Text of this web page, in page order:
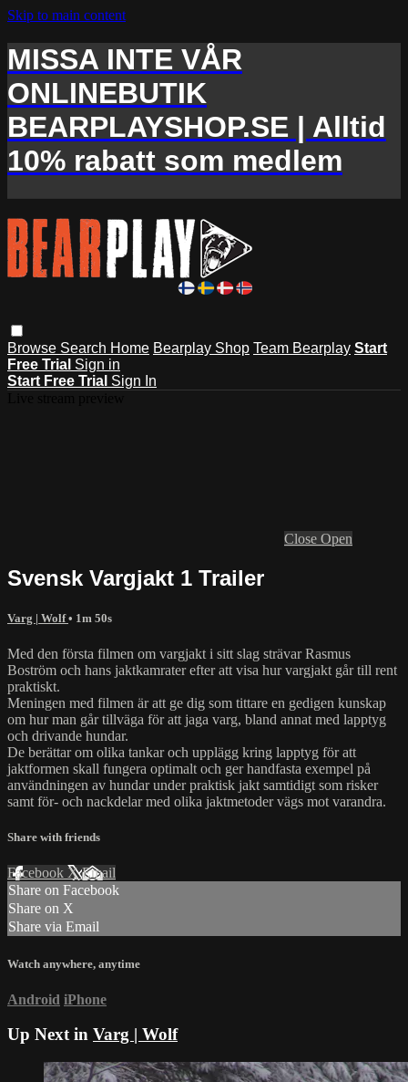
Skip to main content
MISSA INTE VÅR
ONLINEBUTIK
BEARPLAYSHOP.SE | Alltid
10% rabatt som medlem
Browse Search Home Bearplay Shop Team Bearplay Start
Free Trial Sign in
Start Free Trial Sign In
Close Open
Svensk Vargjakt 1 Trailer
Varg | Wolf• 1m 50s
Med den första filmen om vargjakt i sitt slag strävar Rasmus
Boström och hans jaktkamrater efter att visa hur vargjakt går till rent
praktiskt.
Meningen med filmen är att ge dig som tittare en gedigen kunskap
om hur man går tillväga för att jaga varg, bland annat med lapptyg
och drivande hundar.
De berättar om olika tankar och upplägg kring lapptyg för att
jaktformen skall fungera optimalt och ger handfasta exempel på
användningen av hundar under praktisk jakt samtidigt som risker
samt för- och nackdelar med olika jaktmetoder vägs mot varandra.
Share with friends
Facebook XEmail
Share on Facebook
Share on X
Share via Email
Watch anywhere, anytime
Android iPhone
Up Next in Varg | Wolf